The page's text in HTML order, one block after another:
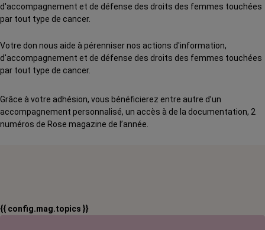
d'accompagnement et de défense des droits des femmes touchées
par tout type de cancer.
Votre don nous aide à pérenniser nos actions d'information,
d'accompagnement et de défense des droits des femmes touchées
par tout type de cancer.
Grâce à votre adhésion, vous bénéficierez entre autre d’un
accompagnement personnalisé, un accès à de la documentation, 2
numéros de Rose magazine de l’année.
{{ config.mag.topics }}